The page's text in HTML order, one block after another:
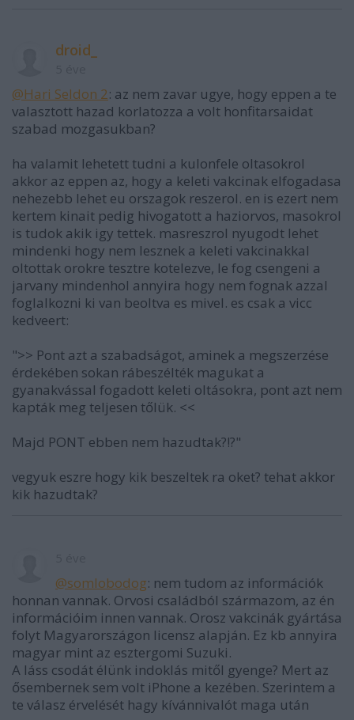
droid_
@Hari Seldon 2: az nem zavar ugye, hogy eppen a te
valasztott hazad korlatozza a volt honfitarsaidat
szabad mozgasukban?
ha valamit lehetett tudni a kulonfele oltasokrol
akkor az eppen az, hogy a keleti vakcinak elfogadasa
nehezebb lehet eu orszagok reszerol. en is ezert nem
kertem kinait pedig hivogatott a haziorvos, masokrol
is tudok akik igy tettek. masreszrol nyugodt lehet
mindenki hogy nem lesznek a keleti vakcinakkal
oltottak orokre tesztre kotelezve, le fog csengeni a
jarvany mindenhol annyira hogy nem fognak azzal
foglalkozni ki van beoltva es mivel. es csak a vicc
kedveert:
">> Pont azt a szabadságot, aminek a megszerzése
érdekében sokan rábeszélték magukat a
gyanakvással fogadott keleti oltásokra, pont azt nem
kapták meg teljesen tőlük. <<
Majd PONT ebben nem hazudtak?!?"
vegyuk eszre hogy kik beszeltek ra oket? tehat akkor
kik hazudtak?
@somlobodog: nem tudom az információk
honnan vannak. Orvosi családból származom, az én
információim innen vannak. Orosz vakcinák gyártása
folyt Magyarországon licensz alapján. Ez kb annyira
magyar mint az esztergomi Suzuki.
A láss csodát élünk indoklás mitől gyenge? Mert az
ősembernek sem volt iPhone a kezében. Szerintem a
te válasz érvelését hagy kívánnivalót maga után